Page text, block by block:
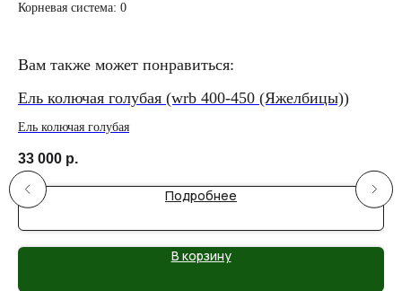
Корневая система: 0
Вам также может понравиться:
Ель колючая голубая (wrb 400-450 (Яжелбицы))
Ель колючая голубая
33 000 р.
Подробнее
В корзину